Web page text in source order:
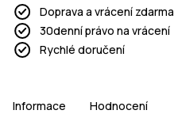
Doprava a vrácení zdarma
30denní právo na vrácení
Rychlé doručení
Informace Hodnocení